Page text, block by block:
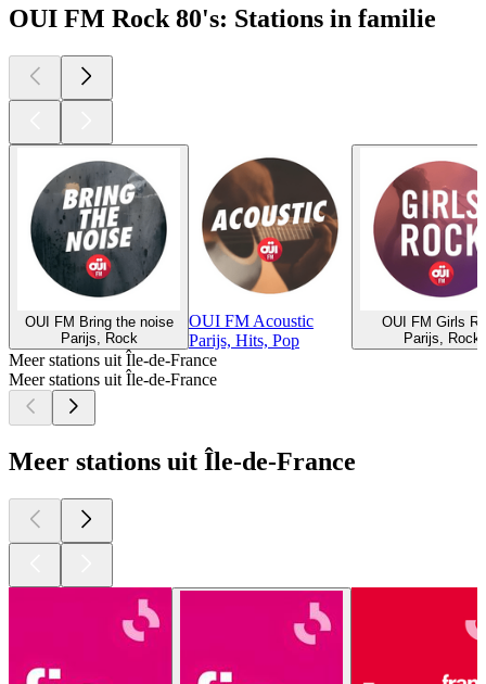
OUI FM Rock 80's: Stations in familie
OUI FM Bring the noise
Parijs, Rock
OUI FM Acoustic
Parijs, Hits, Pop
OUI FM Girls
Parijs, Rock
Meer stations uit Île-de-France
Meer stations uit Île-de-France
Meer stations uit Île-de-France